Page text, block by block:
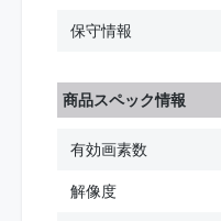
保守情報
商品スペック情報
有効画素数
解像度